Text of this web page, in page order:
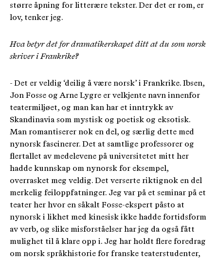
større åpning for litterære tekster. Der det er rom, er
lov, tenker jeg.
Hva betyr det for dramatikerskapet ditt at du som norsk
skriver i Frankrike?
- Det er veldig ‘deilig å være norsk’ i Frankrike. Ibsen,
Jon Fosse og Arne Lygre er velkjente navn innenfor
teatermiljøet, og man kan har et inntrykk av
Skandinavia som mystisk og poetisk og eksotisk.
Man romantiserer nok en del, og særlig dette med
nynorsk fascinerer. Det at samtlige professorer og
flertallet av medelevene på universitetet mitt her
hadde kunnskap om nynorsk for eksempel,
overrasket meg veldig. Det verserte riktignok en del
merkelig feiloppfatninger. Jeg var på et seminar på et
teater her hvor en såkalt Fosse-ekspert påsto at
nynorsk i likhet med kinesisk ikke hadde fortidsform
av verb, og slike misforståelser har jeg da også fått
mulighet til å klare opp i. Jeg har holdt flere foredrag
om norsk språkhistorie for franske teaterstudenter,